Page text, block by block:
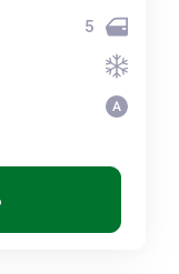
5